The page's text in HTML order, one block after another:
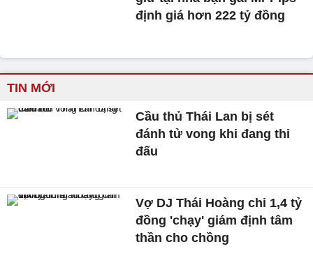
định giá hơn 222 tỷ đồng
TIN MỚI
Cầu thủ Thái Lan bị sét
đánh tử vong khi đang thi
đấu
Vợ DJ Thái Hoàng chi 1,4 tỷ
đồng 'chạy' giám định tâm
thần cho chồng